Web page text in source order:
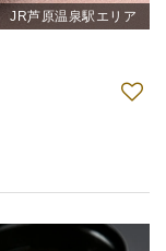
JR芦原温泉駅エリア